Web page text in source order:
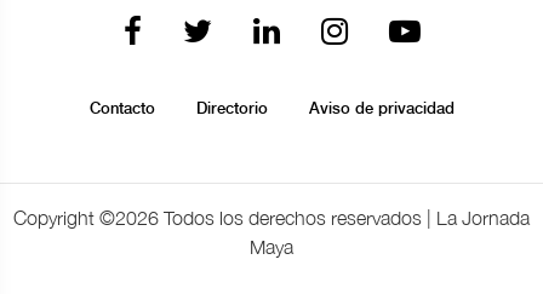
Contacto Directorio Aviso de privacidad
Copyright ©2026 Todos los derechos reservados | La Jornada
Maya